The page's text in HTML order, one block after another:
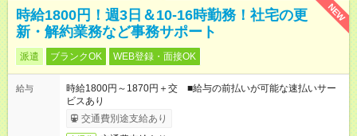
NEW
時給1800円！週3日＆10-16時勤務！社宅の更
新・解約業務など事務サポート
派遣 ブランクOK WEB登録・面接OK
給与
時給1800円～1870円＋交 ■給与の前払いが可能な速払いサー
ビスあり
交通費別途支給あり